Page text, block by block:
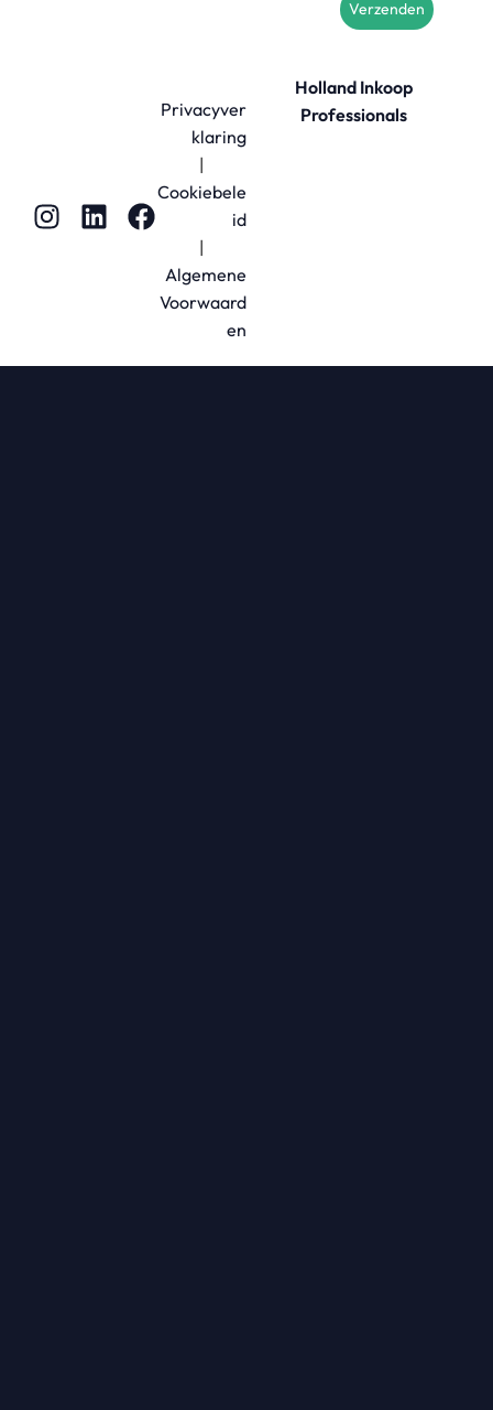
Verzenden
Holland Inkoop
Professionals
Privacyver
klaring
|
Cookiebele
id
|
Algemene
Voorwaard
en